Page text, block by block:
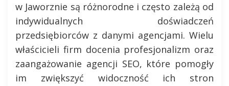
w Jaworznie są różnorodne i często zależą od
indywidualnych doświadczeń
przedsiębiorców z danymi agencjami. Wielu
właścicieli firm docenia profesjonalizm oraz
zaangażowanie agencji SEO, które pomogły
im zwiększyć widoczność ich stron